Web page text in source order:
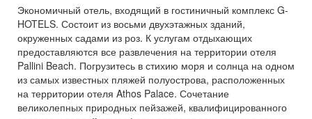
Экономичный отель, входящий в гостиничный комплекс G-
HOTELS. Состоит из восьми двухэтажных зданий,
окруженных садами из роз. К услугам отдыхающих
предоставляются все развлечения на территории отеля
Pallini Beach. Погрузитесь в стихию моря и солнца на одном
из самых известных пляжей полуострова, расположенных
на территории отеля Athos Palace. Сочетание
великолепных природных пейзажей, квалифицированного